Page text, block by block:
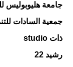
جامعة هليوبوليس
جمعية السادات
ذات studio
رشيد 22